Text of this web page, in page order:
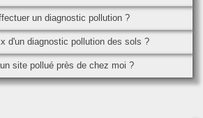
un diagnostic pollution ?
d'un diagnostic pollution des sols ?
site pollué près de chez moi ?